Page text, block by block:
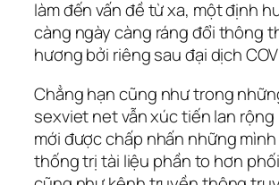
làm đến vấn đề từ xa, một định
càng ngày càng ráng đổi thông
hương bởi riêng sau đại dịch
Chẳng hạn cũng như trong
sexviet net vẫn xúc tiến lan
mới được chấp nhấn những
thống trị tài liệu phần to hơn